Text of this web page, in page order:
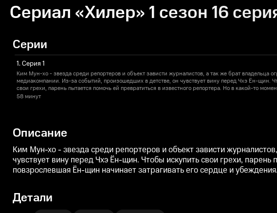
Сериал «Хилер» 1 сезон 16
Серии
1. Серия 1
Ким Мун-хо - звезда среди репортеров и объект зависти журналистов, а так же брат владельца
медиакомпании. Из-за событий, произошедших в детстве, он чувствует вину перед Чхэ Ён-щин.
свои грехи, парень пытается помочь ей превратиться в известного репортера. Но в какой-то
повзрослевшая Ён-щин начинает затрагивать его сердце и убеждения.
58 минут
Описание
Ким Мун-хо - звезда среди репортеров и объект зависти
чувствует вину перед Чхэ Ён-щин. Чтобы искупить свои грехи,
повзрослевшая Ён-щин начинает затрагивать его сердце и убеждения.
Детали